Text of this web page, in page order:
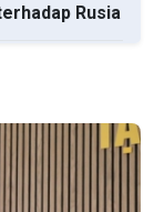
Rusia